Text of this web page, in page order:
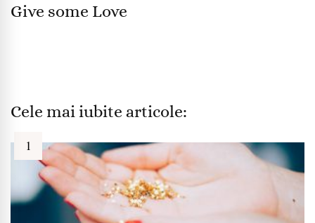
Give some Love
Cele mai iubite articole: